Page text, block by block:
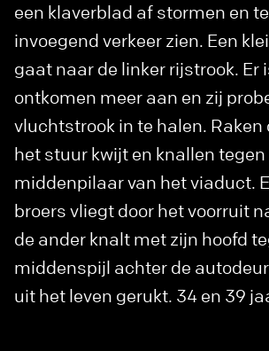
een klaverblad af stormen en
invoegend verkeer zien. Een
gaat naar de linker rijstrook. Er
ontkomen meer aan en zij
vluchtstrook in te halen. Raken
het stuur kwijt en knallen tegen
middenpilaar van het viaduct.
broers vliegt door het voorruit
de ander knalt met zijn hoofd
middenspijl achter de
uit het leven gerukt. 34 en 39